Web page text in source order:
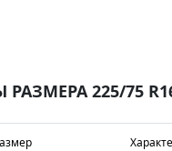
225/75